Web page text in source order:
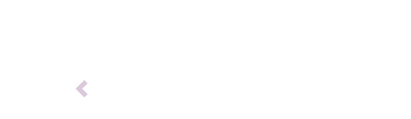
Previous